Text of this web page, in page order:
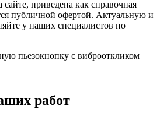
приведена как справочная
публичной офертой. Актуальную и
у наших специалистов по
пьезокнопку с виброоткликом
работ